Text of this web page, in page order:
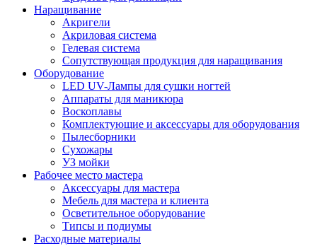
Наращивание
Акригели
Акриловая система
Гелевая система
Сопутствующая продукция для наращивания
Оборудование
LED UV-Лампы для сушки ногтей
Аппараты для маникюра
Воскоплавы
Комплектующие и аксессуары для оборудования
Пылесборники
Сухожары
УЗ мойки
Рабочее место мастера
Аксессуары для мастера
Мебель для мастера и клиента
Осветительное оборудование
Типсы и подиумы
Расходные материалы